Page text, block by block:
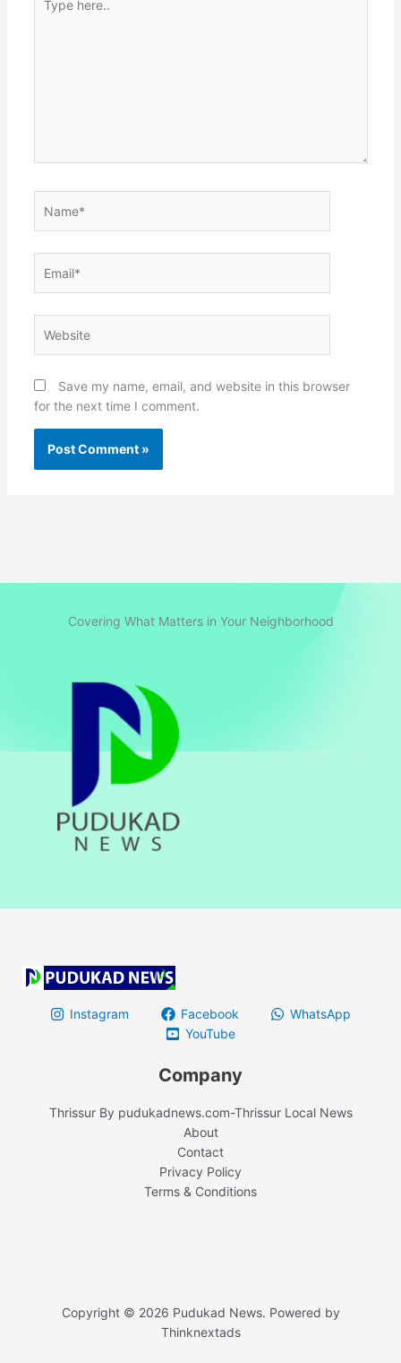
here..
Save my name, email, and website in this browser
for the next time I comment.
Covering What Matters in Your Neighborhood
Instagram Facebook
WhatsApp
YouTube
Company
Thrissur By pudukadnews.com-Thrissur Local News
About
Contact
Privacy Policy
Terms & Conditions
Copyright © 2026 Pudukad News. Powered by
Thinknextads